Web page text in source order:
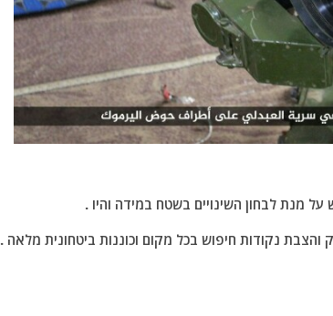
מנת לבחון השינויים בשטח במידה והיו .
נקודות חיפוש בכל מקום וכוננות ביטחונית מלאה .